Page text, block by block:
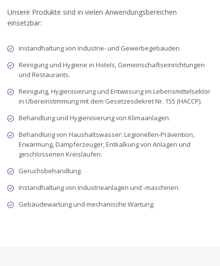
Unsere Produkte sind in vielen Anwendungsbereichen
einsetzbar:
Instandhaltung von Industrie- und Gewerbegebäuden
Reinigung und Hygiene in Hotels, Gemeinschaftseinrichtungen
und Restaurants.
Reinigung, Hygienisierung und Entwesung im Lebensmittelsektor
in Übereinstimmung mit dem Gesetzesdekret Nr. 155 (HACCP).
Behandlung und Hygienisierung von Klimaanlagen.
Behandlung von Haushaltswasser: Legionellen-Prävention,
Erwärmung, Dampferzeuger, Entkalkung von Anlagen und
geschlossenen Kreisläufen.
Geruchsbehandlung.
Instandhaltung von Industrieanlagen und -maschinen.
Gebäudewartung und mechanische Wartung.